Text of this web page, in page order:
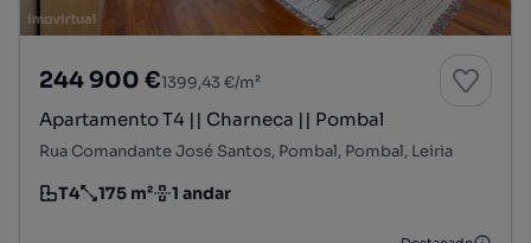
244 900 €1399,43 €/m²
Apartamento T4 || Charneca || Pombal
Rua Comandante José Santos, Pombal, Pombal, Leiria
Tipologia
T4
Preço por metro quadrado
175 m²
Andar 1 andar